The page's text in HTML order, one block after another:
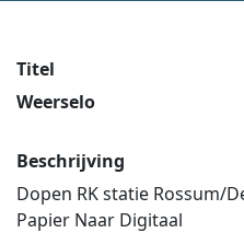
Titel
Weerselo
Beschrijving
Dopen RK statie Rossum/
Papier Naar Digitaal